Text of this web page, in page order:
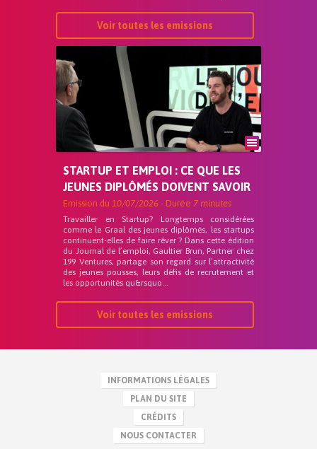
Voir toutes les emissions
STARTUP ET EMPLOI : CE QUE LES
JEUNES DIPLÔMÉS DOIVENT SAVOIR
Emission du 10/07/2026 - Durée 7 minutes
Travailler en Startup? Longtemps considérées
comme le Graal des jeunes diplômés, les startups
continuent-elles de faire rêver ? Dans cette édition
du Journal de l’emploi, Gaultier Brun, Partner chez
199 Ventures, partage son regard sur l’attractivité
des jeunes pousses, leurs défis de recrutement et
les opportunités qu&rsquo...
Voir toutes les emissions
INFORMATIONS LÉGALES
PLAN DU SITE
CRÉDITS
NOUS CONTACTER